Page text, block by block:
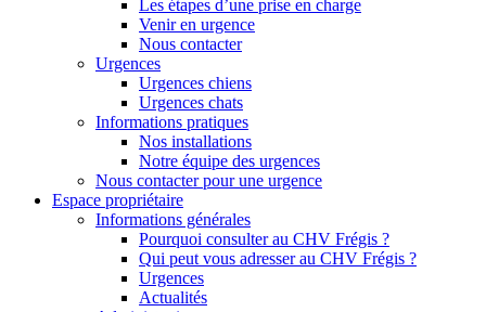
Les étapes d’une prise en charge
Venir en urgence
Nous contacter
Urgences
Urgences chiens
Urgences chats
Informations pratiques
Nos installations
Notre équipe des urgences
Nous contacter pour une urgence
Espace propriétaire
Informations générales
Pourquoi consulter au CHV Frégis ?
Qui peut vous adresser au CHV Frégis ?
Urgences
Actualités